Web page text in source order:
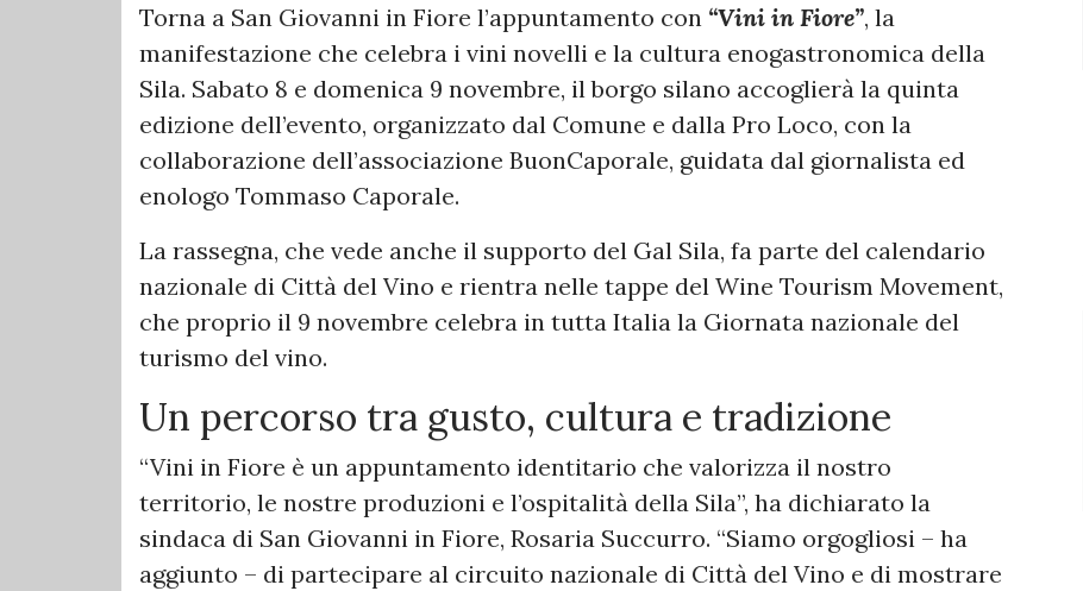
Torna a San Giovanni in Fiore l’appuntamento con “Vini in Fiore”, la
manifestazione che celebra i vini novelli e la cultura enogastronomica della
Sila. Sabato 8 e domenica 9 novembre, il borgo silano accoglierà la quinta
edizione dell’evento, organizzato dal Comune e dalla Pro Loco, con la
collaborazione dell’associazione BuonCaporale, guidata dal giornalista ed
enologo Tommaso Caporale.
La rassegna, che vede anche il supporto del Gal Sila, fa parte del calendario
nazionale di Città del Vino e rientra nelle tappe del Wine Tourism Movement,
che proprio il 9 novembre celebra in tutta Italia la Giornata nazionale del
turismo del vino.
Un percorso tra gusto, cultura e tradizione
“Vini in Fiore è un appuntamento identitario che valorizza il nostro
territorio, le nostre produzioni e l’ospitalità della Sila”, ha dichiarato la
sindaca di San Giovanni in Fiore, Rosaria Succurro. “Siamo orgogliosi – ha
aggiunto – di partecipare al circuito nazionale di Città del Vino e di mostrare